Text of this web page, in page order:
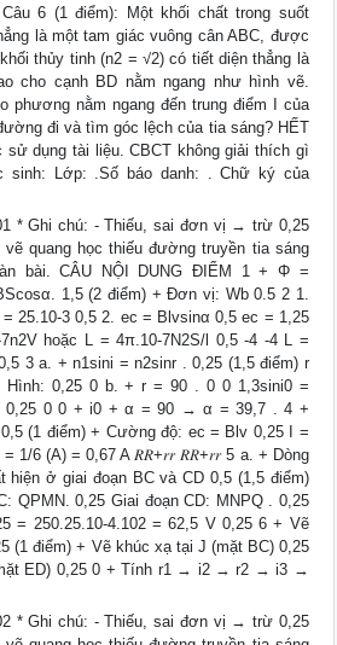
6 (1 điểm): Một khối chất trong suốt
là một tam giác vuông cân ABC, được
thủy tinh (n2 = √2) có tiết diện thẳng là
cho cạnh BD nằm ngang như hình vẽ.
phương nằm ngang đến trung điểm I của
đi và tìm góc lệch của tia sáng? HẾT
sử dụng tài liệu. CBCT không giải thích gì
sinh: Lớp: .Số báo danh: . Chữ ký của
* Ghi chú: - Thiếu, sai đơn vị → trừ 0,25
quang học thiếu đường truyền tia sáng
bài. CÂU NỘI DUNG ĐIỂM 1 + Φ =
1,5 (2 điểm) + Đơn vị: Wb 0.5 2 1.
25.10-3 0,5 2. ec = Blvsinα 0,5 ec = 1,25
hoặc L = 4π.10-7N2S/l 0,5 -4 -4 L =
3 a. + n1sini = n2sinr . 0,25 (1,5 điểm) r
Hình: 0,25 0 b. + r = 90 . 0 0 1,3sini0 =
0,25 0 0 + i0 + α = 90 → α = 39,7 . 4 +
(1 điểm) + Cường độ: ec = Blv 0,25 I =
1/6 (A) = 0,67 A 𝑅𝑅+𝑟𝑟 𝑅𝑅+𝑟𝑟 5 a. + Dòng
hiện ở giai đoạn BC và CD 0,5 (1,5 điểm)
QPMN. 0,25 Giai đoạn CD: MNPQ . 0,25
= 250.25.10-4.102 = 62,5 V 0,25 6 + Vẽ
(1 điểm) + Vẽ khúc xạ tại J (mặt BC) 0,25
ED) 0,25 0 + Tính r1 → i2 → r2 → i3 →
* Ghi chú: - Thiếu, sai đơn vị → trừ 0,25